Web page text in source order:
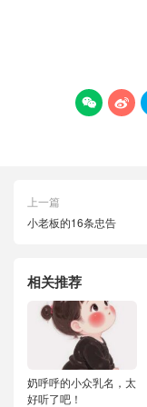
 
上一篇
小老板的16条忠告
相关推荐
奶呼呼的小众乳名，太
好听了吧！